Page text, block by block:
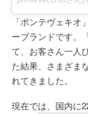
「ポンテヴェキオ
ーブランドです。
て、お客さん一人
た結果、さまざま
れてきました。
現在では、国内に